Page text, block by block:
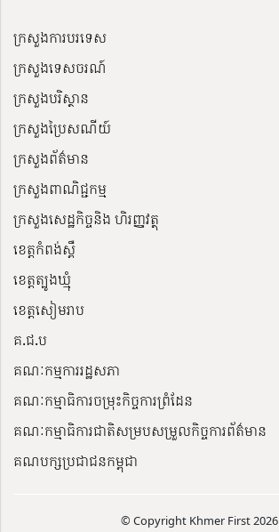
ក្រសួងការបរទេស
ក្រសួងទេសចរណ៍
ក្រសួងបរិស្ថាន
ក្រសួងប្រៃសណីយ៍
ក្រសួងព័ត៌មាន
ក្រសួងពាណិជ្ជកម្ម
ក្រសួងសេដ្ឋកិច្ចនិង ហិរញ្ញវត្ថុ
ខេត្តកំពង់ស្ពឺ
ខេត្តត្បូងឃ្មុំ
ខេត្តសៀមរាប
គ.ជ.ប
គណៈកម្មការរដ្ឋសភា
គណៈកម្មាធិការចម្រុះកិច្ចការព្រំដែន
គណៈកម្មាធិការជាតិសម្របសម្រួលកិច្ចការព័ត៌មាន
គណបក្សប្រជាជនកម្ពុជា
© Copyright Khmer First 2026